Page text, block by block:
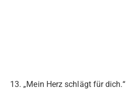
13. „Mein Herz schlägt für dich.“